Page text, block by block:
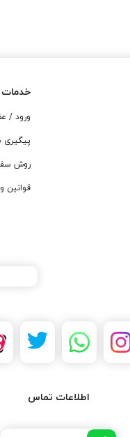
خدمات
ورود /
پیگیری
قوانین
اطلاعات تماس